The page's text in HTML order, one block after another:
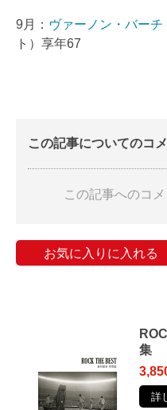
9月： ヴァーノン・バーチ
ト）享年67
この記事についてのコ
この記事へのコ
お気に入りに入れる
集
詳